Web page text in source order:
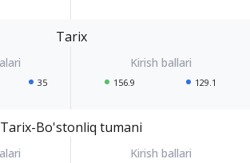
Tarix
35 156.9 129.1
Tarix-Bo'stonliq tumani